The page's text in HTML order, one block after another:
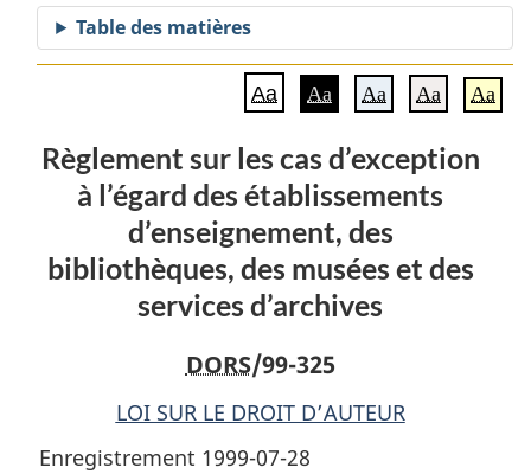
sur
les
cas
d’exception
l’égard
des
établissements
d’enseignement,
des
bibliothèques,
musées
et
des
services
Règlement
sur
les
à
l’égard
des
établissements
d’enseignement,
des
des
musées
et
des
Règlement
sur
les
cas
à
l’égard
des
établissements
d’enseignement,
des
des
musées
et
Table des matières
Aa Aa Aa Aa Aa
Règlement sur les cas d’exception
à l’égard des établissements
d’enseignement, des
bibliothèques, des musées et des
services d’archives
DORS/99-325
LOI SUR LE DROIT D’AUTEUR
Enregistrement 1999-07-28